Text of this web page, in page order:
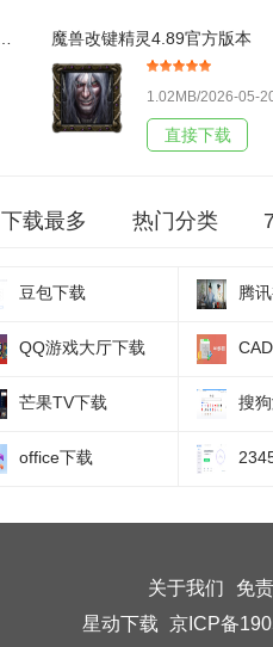
魔兽改键精灵4.89官方版本
1.02MB/2026-05-
直接下载
下载最多 热门分类
豆包下载 腾
QQ游戏大厅下载
芒果TV下载 搜
office下载
关于我们
免
星动下载 京ICP备